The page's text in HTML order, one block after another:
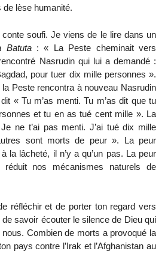
lèse humanité.
soufi. Je viens de le lire dans un
Batuta: « La Peste cheminait vers
Nasrudin qui lui a demandé :
pour tuer dix mille personnes ».
Peste rencontra à nouveau Nasrudin
« Tu m’as menti. Tu m’as dit que tu
et tu en as tué cent mille ». La
ne t’ai pas menti. J’ai tué dix mille
sont morts de peur ». La peur
la lâcheté, il n’y a qu’un pas. La peur
nos mécanismes naturels de
réfléchir et de porter ton regard vers
de savoir écouter le silence de Dieu qui
nous. Combien de morts a provoqué la
pays contre l’Irak et l’Afghanistan au